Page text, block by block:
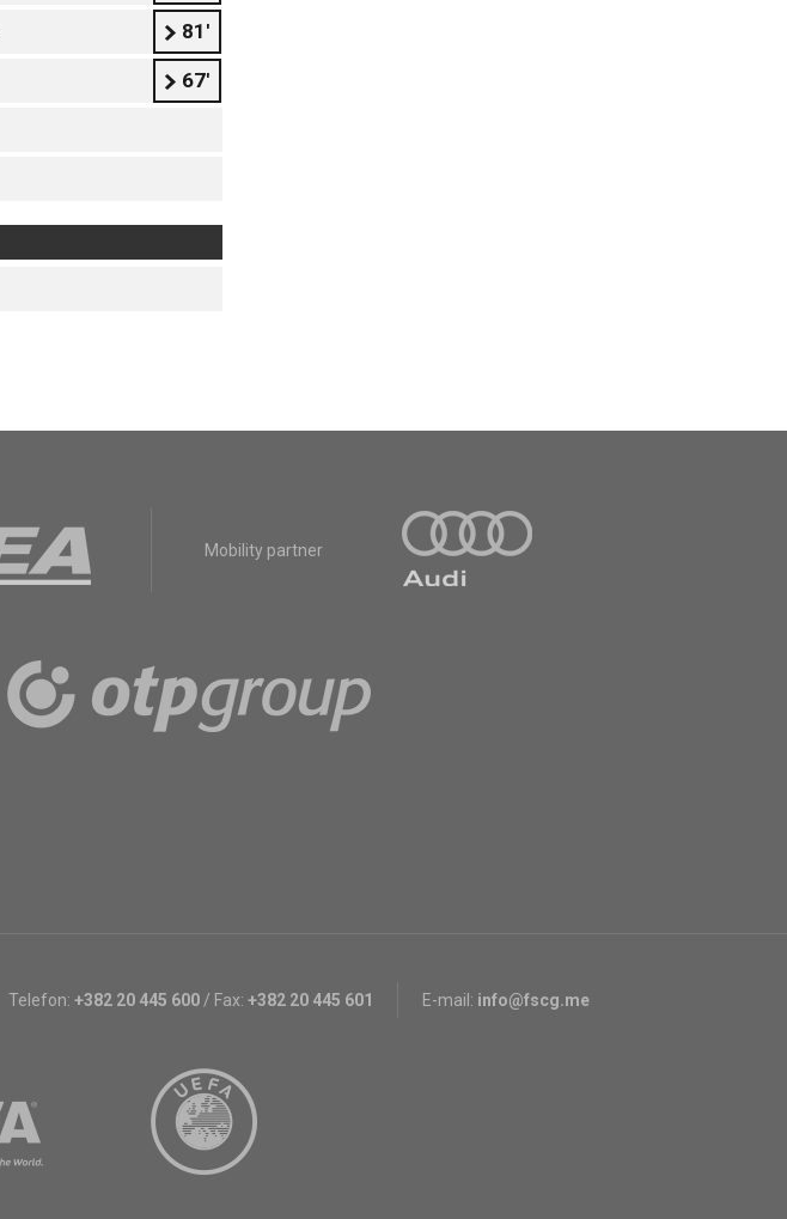
81'
67'
Mobility partner
Telefon: +382 20 445 600 / Fax: +382 20 445 601 E-mail: info@fscg.me